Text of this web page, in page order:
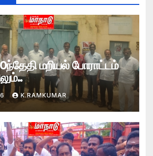
மறியல் போராட்டம்
K.RAMKUMAR